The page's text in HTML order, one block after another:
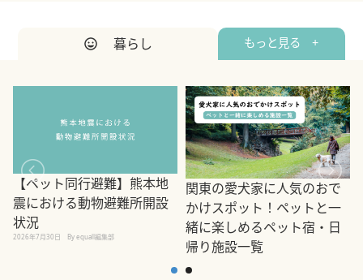
暮らし もっと見る +
【ペット同行避難】熊本地
震における動物避難所開設
状況
2026年7月30日 By equall編集部
関東の愛犬家に人気のおで
かけスポット！ペットと一
緒に楽しめるペット宿・日
帰り施設一覧